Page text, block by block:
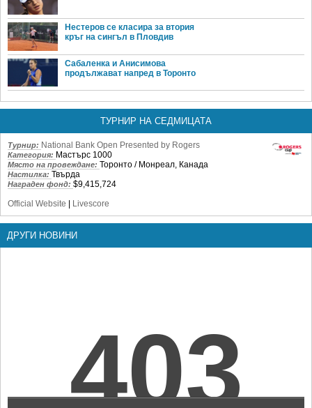
Нестеров се класира за втория
кръг на сингъл в Пловдив
Сабаленка и Анисимова
продължават напред в Торонто
ТУРНИР НА СЕДМИЦАТА
Турнир: National Bank Open Presented by Rogers
Категория: Мастърс 1000
Място на провеждане: Торонто / Монреал, Канада
Настилка: Твърда
Награден фонд: $9,415,724
Official Website
Livescore
ДРУГИ НОВИНИ